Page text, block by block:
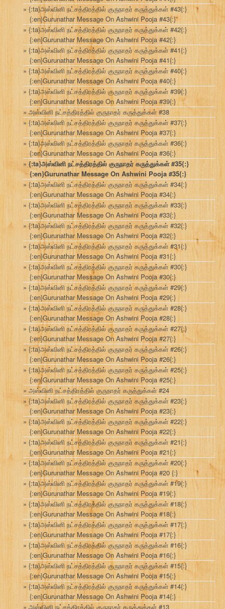
{:ta}அஸ்வினி நட்சத்திரத்தில் குருநாதர் கருத்துக்கள் #43{:}
{:en}Gurunathar Message On Ashwini Pooja #43{:}
{:ta}அஸ்வினி நட்சத்திரத்தில் குருநாதர் கருத்துக்கள் #42{:}
{:en}Gurunathar Message On Ashwini Pooja #42{:}
{:ta}அஸ்வினி நட்சத்திரத்தில் குருநாதர் கருத்துக்கள் #41{:}
{:en}Gurunathar Message On Ashwini Pooja #41{:}
{:ta}அஸ்வினி நட்சத்திரத்தில் குருநாதர் கருத்துக்கள் #40{:}
{:en}Gurunathar Message On Ashwini Pooja #40{:}
{:ta}அஸ்வினி நட்சத்திரத்தில் குருநாதர் கருத்துக்கள் #39{:}
{:en}Gurunathar Message On Ashwini Pooja #39{:}
அஸ்வினி நட்சத்திரத்தில் குருநாதர் கருத்துக்கள் #38
{:ta}அஸ்வினி நட்சத்திரத்தில் குருநாதர் கருத்துக்கள் #37{:}
{:en}Gurunathar Message On Ashwini Pooja #37{:}
{:ta}அஸ்வினி நட்சத்திரத்தில் குருநாதர் கருத்துக்கள் #36{:}
{:en}Gurunathar Message On Ashwini Pooja #36{:}
{:ta}அஸ்வினி நட்சத்திரத்தில் குருநாதர் கருத்துக்கள் #35{:}
{:en}Gurunathar Message On Ashwini Pooja #35{:}
{:ta}அஸ்வினி நட்சத்திரத்தில் குருநாதர் கருத்துக்கள் #34{:}
{:en}Gurunathar Message On Ashwini Pooja #34{:}
{:ta}அஸ்வினி நட்சத்திரத்தில் குருநாதர் கருத்துக்கள் #33{:}
{:en}Gurunathar Message On Ashwini Pooja #33{:}
{:ta}அஸ்வினி நட்சத்திரத்தில் குருநாதர் கருத்துக்கள் #32{:}
{:en}Gurunathar Message On Ashwini Pooja #32{:}
{:ta}அஸ்வினி நட்சத்திரத்தில் குருநாதர் கருத்துக்கள் #31{:}
{:en}Gurunathar Message On Ashwini Pooja #31{:}
{:ta}அஸ்வினி நட்சத்திரத்தில் குருநாதர் கருத்துக்கள் #30{:}
{:en}Gurunathar Message On Ashwini Pooja #30{:}
{:ta}அஸ்வினி நட்சத்திரத்தில் குருநாதர் கருத்துக்கள் #29{:}
{:en}Gurunathar Message On Ashwini Pooja #29{:}
{:ta}அஸ்வினி நட்சத்திரத்தில் குருநாதர் கருத்துக்கள் #28{:}
{:en}Gurunathar Message On Ashwini Pooja #28{:}
{:ta}அஸ்வினி நட்சத்திரத்தில் குருநாதர் கருத்துக்கள் #27{:}
{:en}Gurunathar Message On Ashwini Pooja #27{:}
{:ta}அஸ்வினி நட்சத்திரத்தில் குருநாதர் கருத்துக்கள் #26{:}
{:en}Gurunathar Message On Ashwini Pooja #26{:}
{:ta}அஸ்வினி நட்சத்திரத்தில் குருநாதர் கருத்துக்கள் #25{:}
{:en}Gurunathar Message On Ashwini Pooja #25{:}
அஸ்வினி நட்சத்திரத்தில் குருநாதர் கருத்துக்கள் #24
{:ta}அஸ்வினி நட்சத்திரத்தில் குருநாதர் கருத்துக்கள் #23{:}
{:en}Gurunathar Message On Ashwini Pooja #23{:}
{:ta}அஸ்வினி நட்சத்திரத்தில் குருநாதர் கருத்துக்கள் #22{:}
{:en}Gurunathar Message On Ashwini Pooja #22{:}
{:ta}அஸ்வினி நட்சத்திரத்தில் குருநாதர் கருத்துக்கள் #21{:}
{:en}Gurunathar Message On Ashwini Pooja #21{:}
{:ta}அஸ்வினி நட்சத்திரத்தில் குருநாதர் கருத்துக்கள் #20{:}
{:en}Gurunathar Message On Ashwini Pooja #20 {:}
{:ta}அஸ்வினி நட்சத்திரத்தில் குருநாதர் கருத்துக்கள் #19{:}
{:en}Gurunathar Message On Ashwini Pooja #19{:}
{:ta}அஸ்வினி நட்சத்திரத்தில் குருநாதர் கருத்துக்கள் #18{:}
{:en}Gurunathar Message On Ashwini Pooja #18{:}
{:ta}அஸ்வினி நட்சத்திரத்தில் குருநாதர் கருத்துக்கள் #17{:}
{:en}Gurunathar Message On Ashwini Pooja #17{:}
{:ta}அஸ்வினி நட்சத்திரத்தில் குருநாதர் கருத்துக்கள் #16{:}
{:en}Gurunathar Message On Ashwini Pooja #16{:}
{:ta}அஸ்வினி நட்சத்திரத்தில் குருநாதர் கருத்துக்கள் #15{:}
{:en}Gurunathar Message On Ashwini Pooja #15{:}
{:ta}அஸ்வினி நட்சத்திரத்தில் குருநாதர் கருத்துக்கள் #14{:}
{:en}Gurunathar Message On Ashwini Pooja #14{:}
அஸ்வினி நட்சத்திரத்தில் குருநாதர் கருத்துக்கள் #13